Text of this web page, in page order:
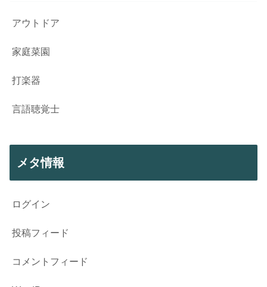
アウトドア
家庭菜園
打楽器
言語聴覚士
メタ情報
ログイン
投稿フィード
コメントフィード